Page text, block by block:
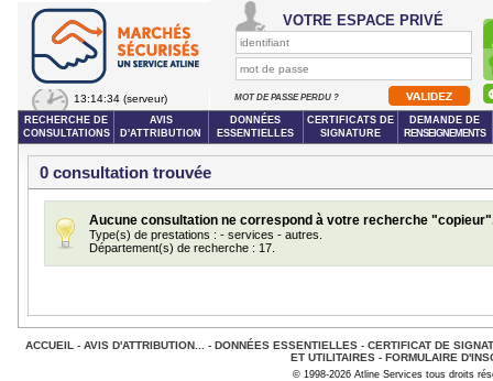
13:14:34 (serveur)
VOTRE ESPACE PRIVÉ
MOT DE PASSE PERDU ?
RECHERCHE DE
CONSULTATIONS
AVIS
D'ATTRIBUTION
DONNÉES
ESSENTIELLES
CERTIFICATS DE
SIGNATURE
DEMANDE DE
RENSEIGNEMENTS
0 consultation trouvée
Aucune consultation ne correspond à votre recherche
Type(s) de prestations : - services - autres.
Département(s) de recherche : 17.
ACCUEIL - AVIS D'ATTRIBUTION... - DONNÉES ESSENTIELLES- CERTIFICAT DE
ET UTILITAIRES - FORMULAIRE
© 1998-2026 Atline Services tous droits